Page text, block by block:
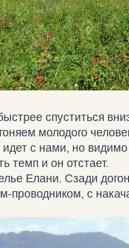
спуститься
молодого
с нами, но
темп и он отстает.
Елани. Сзади
проводником, с